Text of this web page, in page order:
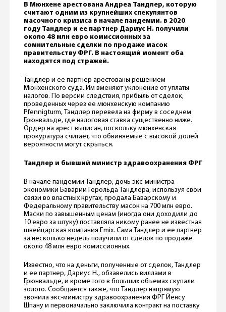
В Мюнхене арестована Андреа Тандлер, которую
считают одним из крупнейших спекулянтов
масочного кризиса в начале пандемии. в 2020
году Тандлер и ее партнер Дариус Н. получили
около 48 млн евро комиссионных за
сомнительные сделки по продаже масок
правительству ФРГ. В настоящий момент оба
находятся под стражей.
Тандлер и ее партнер арестованы решением
Мюнхенского суда. Им вменяют уклонение от уплаты
налогов. По версии следствия, прибыль от сделок,
проведенных через ее мюнхенскую компанию
Pfennigturm, Тандлер перевела на фирму в соседнем
Грюнвальде, где налоговая ставка существенно ниже.
Ордер на арест выписан, поскольку мюнхенская
прокуратура считает, что обвиняемые с высокой долей
вероятности могут скрыться.
Тандлер и бывший министр здравоохранения ФРГ
В начале пандемии Тандлер, дочь экс-министра
экономики Баварии Герольда Тандлера, используя свои
связи во властных кругах, продала Баварскому и
Федеральному правительству масок на 700 млн евро.
Маски по завышенным ценам (иногда они доходили до
10 евро за штуку) поставляла никому ранее не известная
швейцарская компания Emix. Сама Тандлер и ее партнер
за несколько недель получили от сделок по продаже
около 48 млн евро комиссионных.
Известно, что на деньги, полученные от сделок, Тандлер
и ее партнер, Дариус Н., обзавелись виллами в
Грюнвальде, и кроме того в больших объемах скупали
золото. Сообщается также, что Тандлер напрямую
звонила экс-министру здравоохранения ФРГ Йенсу
Шпану и первоначально заключила контракт на поставку